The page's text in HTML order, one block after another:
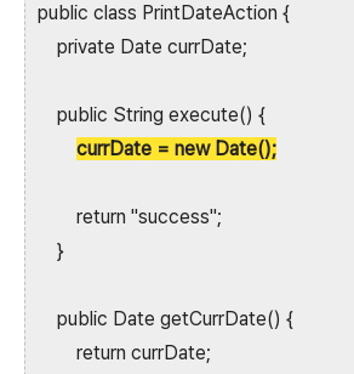
public class PrintDateAction {
private Date currDate;
public String execute() {
currDate = new Date();
return "success";
}
public Date getCurrDate() {
return currDate;